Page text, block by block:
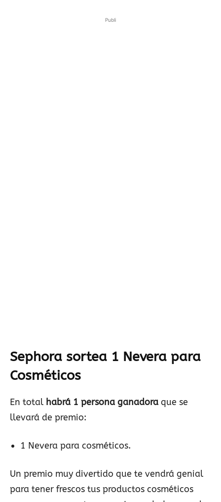
Publi
Sephora sortea 1 Nevera para
Cosméticos
En total habrá 1 persona ganadora que se
llevará de premio:
1 Nevera para cosméticos.
Un premio muy divertido que te vendrá genial
para tener frescos tus productos cosméticos